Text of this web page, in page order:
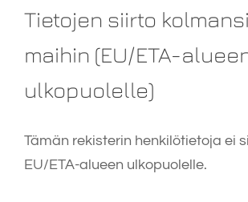
Tietojen siirto
maihin (EU/ETA-
ulkopuolelle)
Tämän rekisterin henkilötietoja ei
EU/ETA-alueen ulkopuolelle.